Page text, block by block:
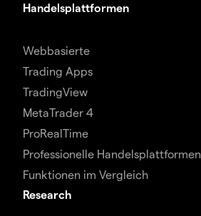
Handelsplattformen
Webbasierte
Trading Apps
TradingView
MetaTrader 4
ProRealTime
Professionelle Handelsplattformen
Funktionen im Vergleich
Research